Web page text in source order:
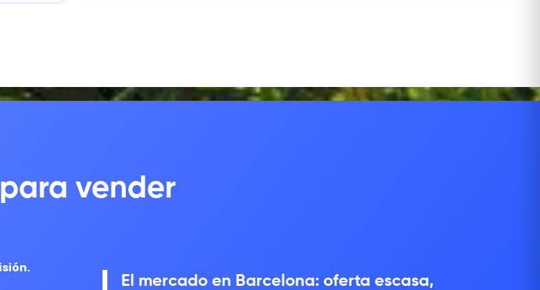
vender
El mercado en Barcelona: oferta escasa,